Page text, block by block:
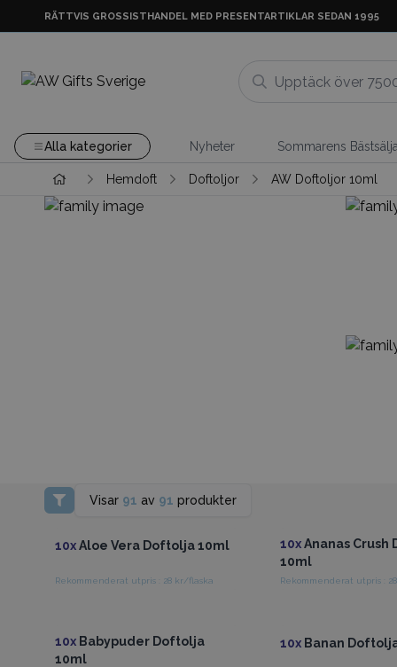
RÄTTVIS GROSSISTHANDEL MED PRESENTARTIKLAR SEDAN 1995
Alla kategorier Nyheter Sommarens
Hemdoft Doftoljor AW Doftoljor 10ml
Visar 91 av 91 produkter
Få tillgång till grossistpriser
10xAloe Vera Doftolja 10ml
Rekommenderat utpris : 28 kr/flaska
10xAnanas Crush
10ml
Rekommenderat utpris :
10x Babypuder Doftolja
10ml
10xBanan